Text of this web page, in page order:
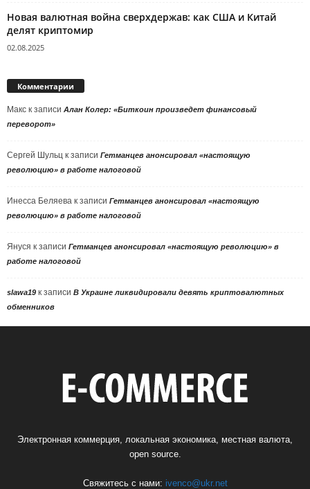
Новая валютная война сверхдержав: как США и Китай
делят криптомир
02.08.2025
Комментарии
Макс к записи Алан Колер: «Биткоин произведет финансовый
переворот»
Сергей Шульц к записи Гетманцев анонсировал «настоящую
революцию» в работе налоговой
Инесса Беляева к записи Гетманцев анонсировал «настоящую
революцию» в работе налоговой
Януся к записи Гетманцев анонсировал «настоящую революцию» в
работе налоговой
slawa19 к записи В Украине ликвидировали девять криптовалютных
обменников
Электронная коммерция, локальная экономика, местная валюта,
open source.
Свяжитесь с нами: ivenco@ukr.net